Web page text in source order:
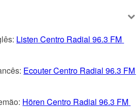
Listen Centro Radial 96.3 FM
Ecouter Centro Radial 96.3 FM
Hören Centro Radial 96.3 FM